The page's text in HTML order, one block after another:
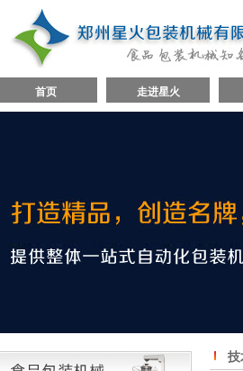
首页 走进星火
技